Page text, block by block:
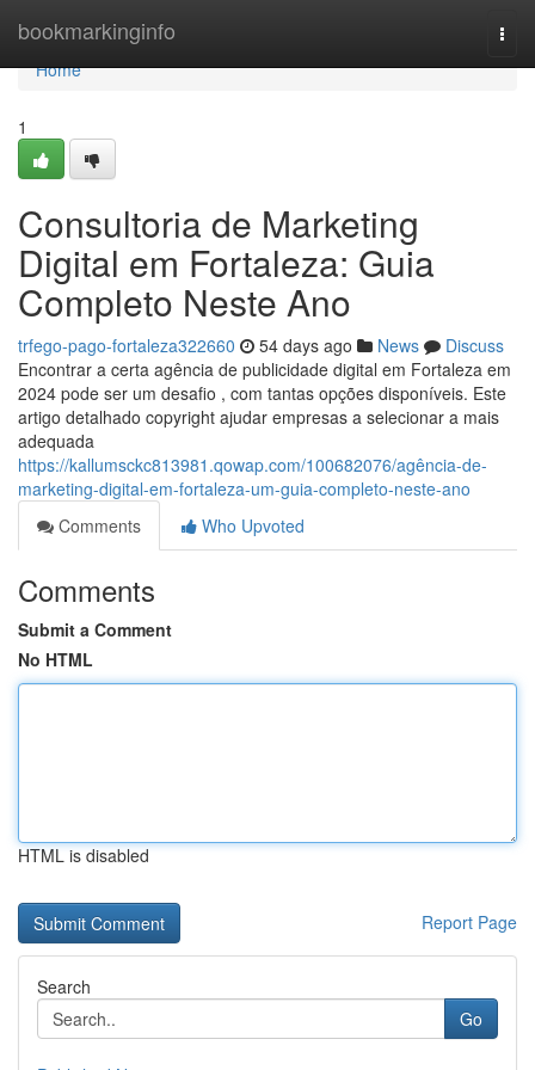
bookmarkinginfo
Home
Home
1
Consultoria de Marketing
Digital em Fortaleza: Guia
Completo Neste Ano
trfego-pago-fortaleza322660 54 days ago News
Discuss
Encontrar a certa agência de publicidade digital em Fortaleza em
2024 pode ser um desafio , com tantas opções disponíveis. Este
artigo detalhado copyright ajudar empresas a selecionar a mais
adequada
https://kallumsckc813981.qowap.com/100682076/agência-de-
marketing-digital-em-fortaleza-um-guia-completo-neste-ano
Comments
Who Upvoted
Comments
Submit a Comment
No HTML
HTML is disabled
Report Page
Search
Go